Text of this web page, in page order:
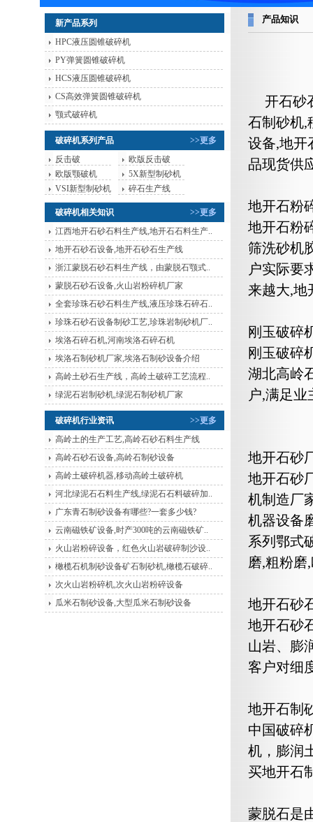
新产品系列
HPC液压圆锥破碎机
PY弹簧圆锥破碎机
HCS液压圆锥破碎机
CS高效弹簧圆锥破碎机
颚式破碎机
>>更多
破碎机系列产品
反击破
欧版反击破
欧版颚破机
5X新型制砂机
VSI新型制砂机
碎石生产线
>>更多
破碎机相关知识
江西地开石砂石料生产线,地开石石料生产..
地开石砂石设备,地开石砂石生产线
浙江蒙脱石砂石料生产线，由蒙脱石颚式..
蒙脱石砂石设备,火山岩粉碎机厂家
全套珍珠石砂石料生产线,液压珍珠石碎石..
珍珠石砂石设备制砂工艺,珍珠岩制砂机厂..
埃洛石碎石机,河南埃洛石碎石机
埃洛石制砂机厂家,埃洛石制砂设备介绍
高岭土砂石生产线，高岭土破碎工艺流程..
绿泥石岩制砂机,绿泥石制砂机厂家
>>更多
破碎机行业资讯
高岭土的生产工艺,高岭石砂石料生产线
高岭石砂石设备,高岭石制砂设备
高岭土破碎机器,移动高岭土破碎机
河北绿泥石石料生产线,绿泥石石料破碎加..
广东青石制砂设备有哪些?一套多少钱?
云南磁铁矿设备,时产300吨的云南磁铁矿..
火山岩粉碎设备，红色火山岩破碎制沙设..
橄榄石机制砂设备矿石制砂机,橄榄石破碎..
次火山岩粉碎机,次火山岩粉碎设备
瓜米石制砂设备,大型瓜米石制砂设备
产品知识
开石砂
石制砂机,
设备,地开
品现货供
地开石粉
地开石粉
筛洗砂机
户实际要
来越大,地
刚玉破碎
刚玉破碎
湖北高岭
户,满足
地开石砂
地开石砂
机制造厂
机器设备
系列鄂式
磨,粗粉磨
地开石砂
地开石砂
山岩、膨
客户对细
地开石制
中国破碎
机，膨润
买地开石
蒙脱石是